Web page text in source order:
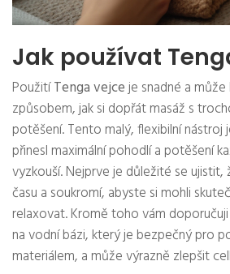
Jak používat
PoužitíTenga vejceje snadné a
způsobem, jak si dopřát masáž s
potěšení. Tento malý, flexibilní nástroj
přinesl maximální pohodlí a potěšení
vyzkouší. Nejprve je důležité se
času a soukromí, abyste si mohli
relaxovat. Kromě toho vám
na vodní bázi, který je bezpečný pro
materiálem, a může výrazně zlepšit